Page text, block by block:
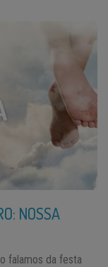
NOSSA
falamos da festa